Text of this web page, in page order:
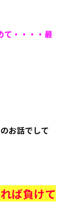
て・・・・最
お話でして
ば負けて